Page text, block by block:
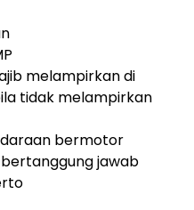
melampirkan di
tidak melampirkan
bermotor
jawab